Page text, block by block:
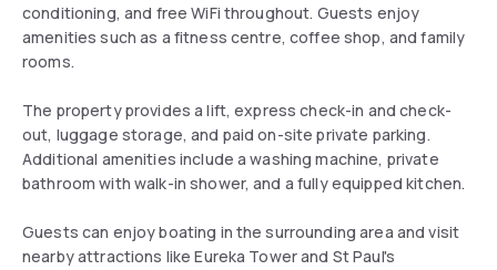
conditioning, and free WiFi throughout. Guests enjoy
amenities such as a fitness centre, coffee shop, and family
rooms.
The property provides a lift, express check-in and check-
out, luggage storage, and paid on-site private parking.
Additional amenities include a washing machine, private
bathroom with walk-in shower, and a fully equipped kitchen.
Guests can enjoy boating in the surrounding area and visit
nearby attractions like Eureka Tower and St Paul's